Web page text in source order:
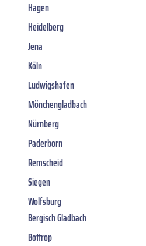
Hagen
Heidelberg
Jena
Köln
Ludwigshafen
Mönchengladbach
Nürnberg
Paderborn
Remscheid
Siegen
Wolfsburg
Bergisch Gladbach
Bottrop